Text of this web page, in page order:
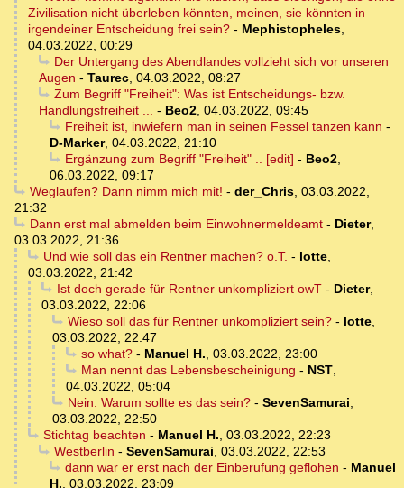
Zivilisation nicht überleben könnten, meinen, sie könnten in
irgendeiner Entscheidung frei sein? - Mephistopheles,
04.03.2022, 00:29
Der Untergang des Abendlandes vollzieht sich vor unseren
Augen - Taurec, 04.03.2022, 08:27
Zum Begriff "Freiheit": Was ist Entscheidungs- bzw.
Handlungsfreiheit ... - Beo2, 04.03.2022, 09:45
Freiheit ist, inwiefern man in seinen Fessel tanzen kann -
D-Marker, 04.03.2022, 21:10
Ergänzung zum Begriff "Freiheit" .. [edit] - Beo2,
06.03.2022, 09:17
Weglaufen? Dann nimm mich mit! - der_Chris, 03.03.2022,
21:32
Dann erst mal abmelden beim Einwohnermeldeamt- Dieter,
03.03.2022, 21:36
Und wie soll das ein Rentner machen? o.T. - lotte,
03.03.2022, 21:42
Ist doch gerade für Rentner unkompliziert owT- Dieter,
03.03.2022, 22:06
Wieso soll das für Rentner unkompliziert sein?- lotte,
03.03.2022, 22:47
so what?- Manuel H., 03.03.2022, 23:00
Man nennt das Lebensbescheinigung - NST,
04.03.2022, 05:04
Nein. Warum sollte es das sein?- SevenSamurai,
03.03.2022, 22:50
Stichtag beachten - Manuel H., 03.03.2022, 22:23
Westberlin - SevenSamurai, 03.03.2022, 22:53
dann war er erst nach der Einberufung geflohen - Manuel
H., 03.03.2022, 23:09